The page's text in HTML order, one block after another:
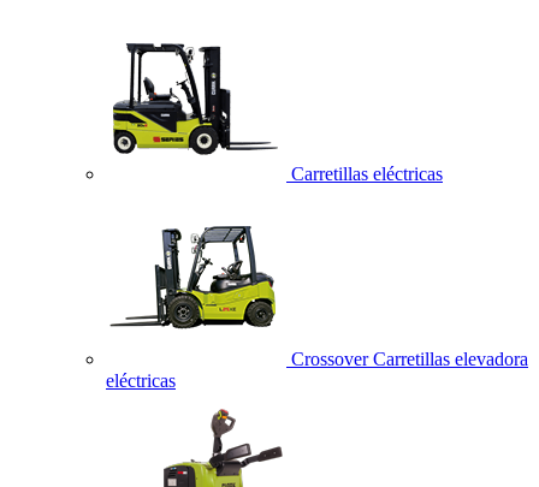
Carretillas eléctricas
Crossover Carretillas elevadora
eléctricas